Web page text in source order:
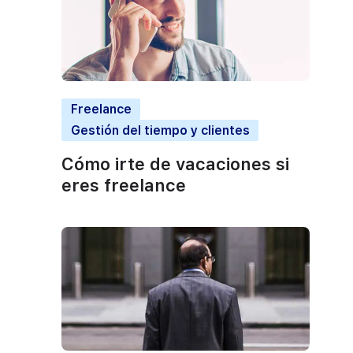
Freelance
Gestión del tiempo y clientes
Cómo irte de vacaciones si
eres freelance